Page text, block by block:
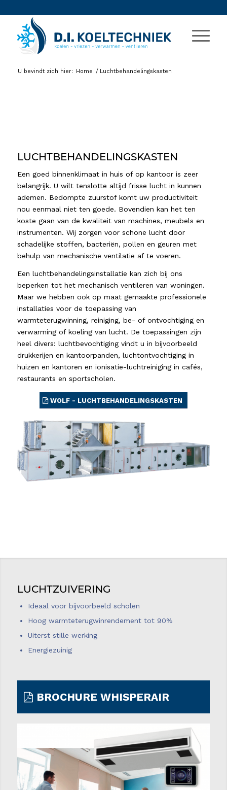
U bevindt zich hier: Home / Luchtbehandelingskasten
LUCHTBEHANDELINGSKASTEN
Een goed binnenklimaat in huis of op kantoor is zeer
belangrijk. U wilt tenslotte altijd frisse lucht in kunnen
ademen. Bedompte zuurstof komt uw productiviteit
nou eenmaal niet ten goede. Bovendien kan het ten
koste gaan van de kwaliteit van machines, meubels en
instrumenten. Wij zorgen voor schone lucht door
schadelijke stoffen, bacteriën, pollen en geuren met
behulp van mechanische ventilatie af te voeren.
Een luchtbehandelingsinstallatie kan zich bij ons
beperken tot het mechanisch ventileren van woningen.
Maar we hebben ook op maat gemaakte professionele
installaties voor de toepassing van
warmteterugwinning, reiniging, be- of ontvochtiging en
verwarming of koeling van lucht. De toepassingen zijn
heel divers: luchtbevochtiging vindt u in bijvoorbeeld
drukkerijen en kantoorpanden, luchtontvochtiging in
huizen en kantoren en ionisatie-luchtreiniging in cafés,
restaurants en sportscholen.
WOLF - LUCHTBEHANDELINGSKASTEN
LUCHTZUIVERING
Ideaal voor bijvoorbeeld scholen
Hoog warmteterugwinrendement tot 90%
Uiterst stille werking
Energiezuinig
BROCHURE WHISPERAIR